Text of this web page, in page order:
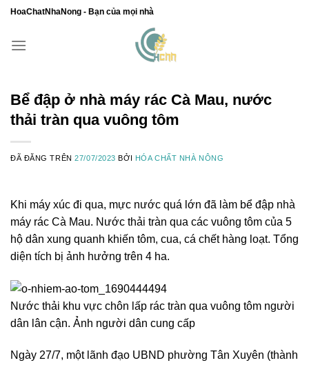
Chuyển
nội
HoaChatNhaNong - Bạn của mọi nhà
Bể đập ở nhà máy rác Cà Mau, nước
thải tràn qua vuông tôm
ĐÃ ĐĂNG TRÊN27/07/2023 BỞI HÓA CHẤT NHÀ NÔNG
Khi máy xúc đi qua, mực nước quá lớn đã làm bể đập nhà
máy rác Cà Mau. Nước thải tràn qua các vuông tôm của 5
hộ dân xung quanh khiến tôm, cua, cá chết hàng loạt. Tổng
diện tích bị ảnh hưởng trên 4 ha.
Nước thải khu vực chôn lấp rác tràn qua vuông tôm người
dân lân cận. Ảnh người dân cung cấp
Ngày 27/7, một lãnh đạo UBND phường Tân Xuyên (thành